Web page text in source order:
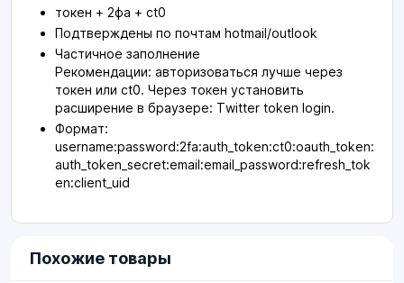
токен + 2фа + ct0
Подтверждены по почтам hotmail/outlook
Частичное заполнение
Рекомендации: авторизоваться лучше через
токен или ct0. Через токен установить
расширение в браузере: Twitter token login.
Формат:
username:password:2fa:auth_token:ct0:oauth_token:
auth_token_secret:email:email_password:refresh_tok
en:client_uid
Похожие товары